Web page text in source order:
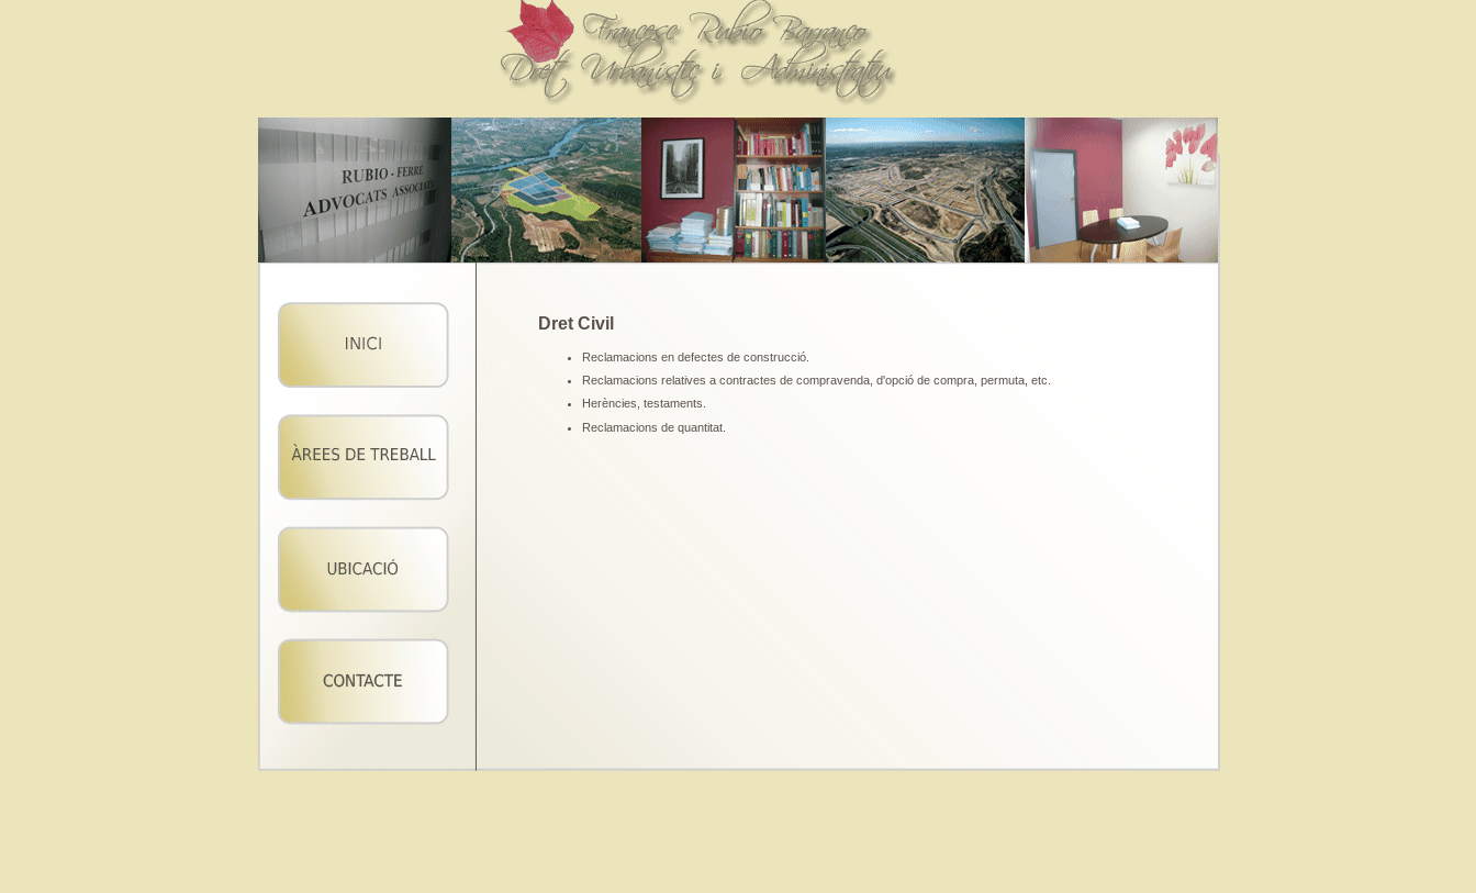
Dret Civil
Reclamacions en defectes de construcció.
Reclamacions relatives a contractes de compravenda, d'opció de compra, permuta, etc.
Herències, testaments.
Reclamacions de quantitat.